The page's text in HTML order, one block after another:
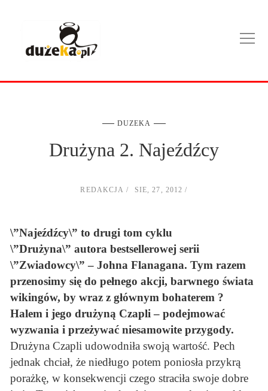
DUZEKA
Drużyna 2. Najeźdźcy
REDAKCJA SIE, 27, 2012
\”Najeźdźcy\” to drugi tom cyklu
\”Drużyna\” autora bestsellerowej serii
\”Zwiadowcy\” – Johna Flanagana. Tym razem
przenosimy się do pełnego akcji, barwnego świata
wikingów, by wraz z głównym bohaterem ?
Halem i jego drużyną Czapli – podejmować
wyzwania i przeżywać niesamowite przygody.
Drużyna Czapli udowodniła swoją wartość. Pech
jednak chciał, że niedługo potem poniosła przykrą
porażkę, w konsekwencji czego straciła swoje dobre